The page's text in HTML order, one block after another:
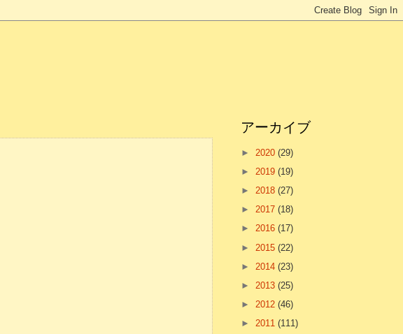
アーカイブ
► 2020 (29)
► 2019 (19)
► 2018 (27)
► 2017 (18)
► 2016 (17)
► 2015 (22)
► 2014 (23)
► 2013 (25)
► 2012 (46)
► 2011 (111)